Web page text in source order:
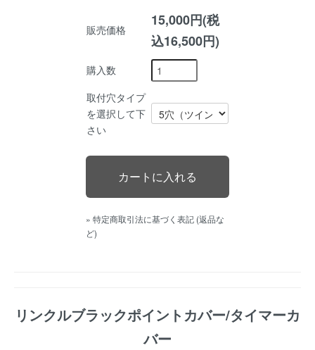
販売価格
15,000円(税
込16,500円)
購入数
取付穴タイプ
を選択して下
さい
» 特定商取引法に基づく表記 (返品な
ど)
リンクルブラックポイントカバー/タイマーカ
バー